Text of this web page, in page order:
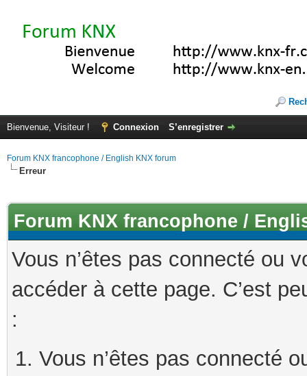
Bienvenue, Visiteur ! Connexion S’enregistrer
Forum KNX francophone / English KNX forum
Erreur
Forum KNX francophone /
Vous n’êtes pas connecté ou
accéder à cette page. C’est
:
Vous n’êtes pas connecté